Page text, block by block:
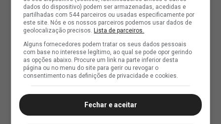
dados do dispositivo) podem ser armazenadas, acedidas e
partilhadas com 544 parceiros ou usadas especificamente por
este site. Nós e os nossos parceiros podemos usar dados de
geolocalização precisos.Lista de parceiros.
Alguns fornecedores podem tratar os seus dados pessoais
com base no interesse legítimo, ao qual se pode opor gerindo
as opções abaixo. Procure um link na parte inferior desta
página ou no menu do site para gerir ou revogar o
consentimento nas definições de privacidade e cookies.
Fechar e aceitar